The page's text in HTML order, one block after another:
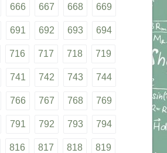
666 667 668 669
691 692 693 694
716 717 718 719
741 742 743 744
766 767 768 769
791 792 793 794
816 817 818 819